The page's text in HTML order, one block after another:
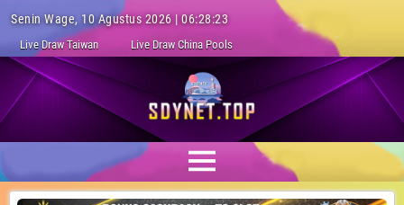
Senin Wage, 10 Agustus 2026 | 06:28:24
Live Draw Taiwan Live Draw China Pools